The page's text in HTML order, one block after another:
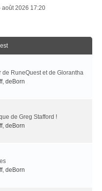
août 2026 17:20
RuneQuest et de Glorantha
, deBorn
de Greg Stafford !
, deBorn
, deBorn